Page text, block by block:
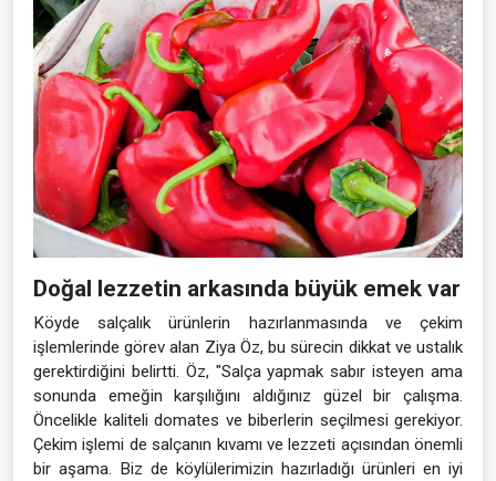
Doğal lezzetin arkasında büyük emek var
Köyde salçalık ürünlerin hazırlanmasında ve çekim
işlemlerinde görev alan Ziya Öz, bu sürecin dikkat ve ustalık
gerektirdiğini belirtti. Öz, "Salça yapmak sabır isteyen ama
sonunda emeğin karşılığını aldığınız güzel bir çalışma.
Öncelikle kaliteli domates ve biberlerin seçilmesi gerekiyor.
Çekim işlemi de salçanın kıvamı ve lezzeti açısından önemli
bir aşama. Biz de köylülerimizin hazırladığı ürünleri en iyi